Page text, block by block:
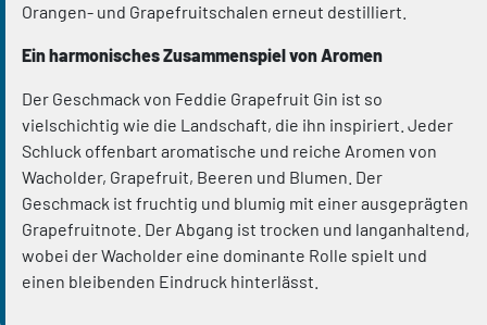
Orangen- und Grapefruitschalen erneut destilliert.
Ein harmonisches Zusammenspiel von Aromen
Der Geschmack von Feddie Grapefruit Gin ist so
vielschichtig wie die Landschaft, die ihn inspiriert. Jeder
Schluck offenbart aromatische und reiche Aromen von
Wacholder, Grapefruit, Beeren und Blumen. Der
Geschmack ist fruchtig und blumig mit einer ausgeprägten
Grapefruitnote. Der Abgang ist trocken und langanhaltend,
wobei der Wacholder eine dominante Rolle spielt und
einen bleibenden Eindruck hinterlässt.